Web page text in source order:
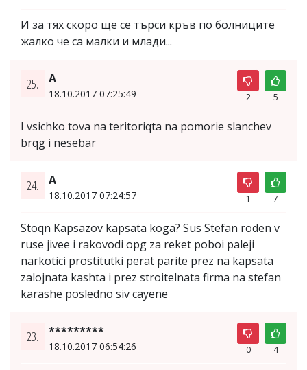
И за тях скоро ще се търси кръв по болниците
жалко че са малки и млади...
25. A
18.10.2017 07:25:49 2 5
I vsichko tova na teritoriqta na pomorie slanchev
brqg i nesebar
24. A
18.10.2017 07:24:57 1 7
Stoqn Kapsazov kapsata koga? Sus Stefan roden v
ruse jivee i rakovodi opg za reket poboi paleji
narkotici prostitutki perat parite prez na kapsata
zalojnata kashta i prez stroitelnata firma na stefan
karashe posledno siv cayene
23. *********
18.10.2017 06:54:26 0 4